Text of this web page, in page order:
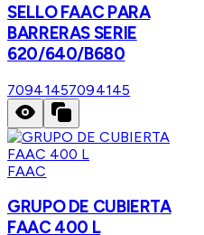
SELLO FAAC PARA
BARRERAS SERIE
620/640/B680
70941457094145
FAAC
GRUPO DE CUBIERTA
FAAC 400 L